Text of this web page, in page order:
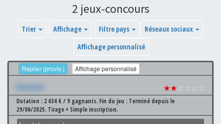
2 jeux-concours
Trier Affichage Filtre pays
Réseaux sociaux
Affichage personnalisé
Replier (provis.) Affichage personnalisé
Xxxxxxx ★★☆☆☆☆
Dotation : 2 434 € / 9 gagnants. Fin du jeu : Terminé depuis le
29/06/2025. Tirage + Simple inscription.